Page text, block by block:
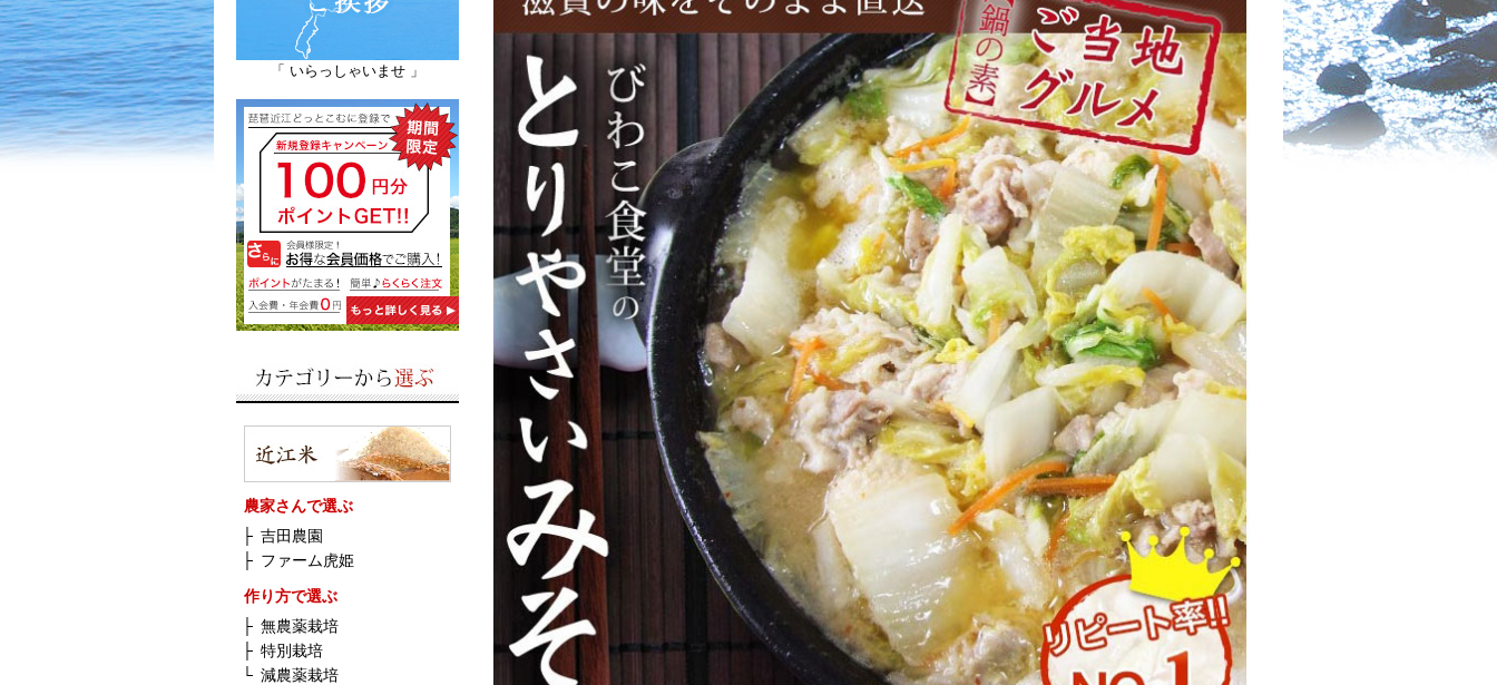
「 いらっしゃいませ 」
農家さんで選ぶ
├ 吉田農園
├ ファーム虎姫
作り方で選ぶ
├ 無農薬栽培
├ 特別栽培
└ 減農薬栽培